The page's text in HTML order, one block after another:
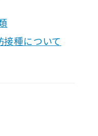
種について